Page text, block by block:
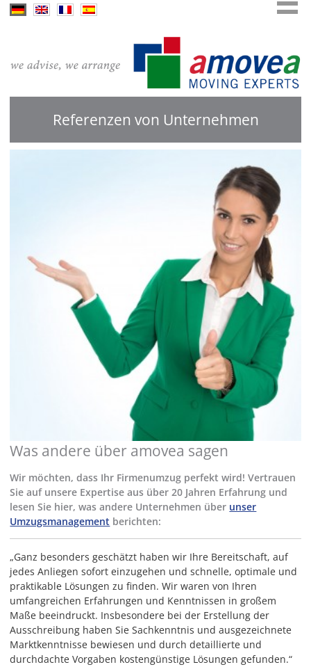
Referenzen von Unternehmen
Was andere über amovea sagen
Wir möchten, dass Ihr Firmenumzug perfekt wird! Vertrauen
Sie auf unsere Expertise aus über 20 Jahren Erfahrung und
lesen Sie hier, was andere Unternehmen über unser
Umzugsmanagement berichten:
„Ganz besonders geschätzt haben wir Ihre Bereitschaft, auf
jedes Anliegen sofort einzugehen und schnelle, optimale und
praktikable Lösungen zu finden. Wir waren von Ihren
umfangreichen Erfahrungen und Kenntnissen in großem
Maße beeindruckt. Insbesondere bei der Erstellung der
Ausschreibung haben Sie Sachkenntnis und ausgezeichnete
Marktkenntnisse bewiesen und durch detaillierte und
durchdachte Vorgaben kostengünstige Lösungen gefunden.“